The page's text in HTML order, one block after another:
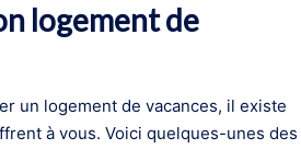
logement de
un logement de vacances, il existe
à vous. Voici quelques-unes des